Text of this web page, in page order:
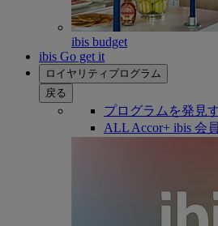
ibis budget
ibis Go get it
ロイヤリティプログラム
戻る
プログラムを発見
ALL Accor+ ibis 会